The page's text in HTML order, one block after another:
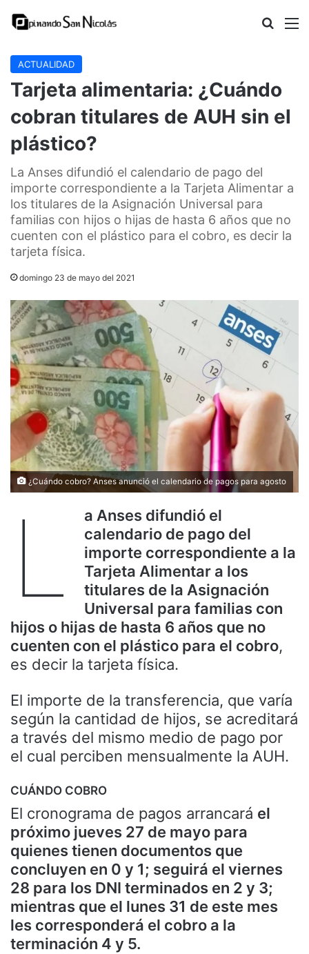
Buscar
ACTUALIDAD
Tarjeta alimentaria: ¿Cuándo
cobran titulares de AUH sin el
plástico?
La Anses difundió el calendario de pago del
importe correspondiente a la Tarjeta Alimentar a
los titulares de la Asignación Universal para
familias con hijos o hijas de hasta 6 años que no
cuenten con el plástico para el cobro, es decir la
tarjeta física.
domingo 23 de mayo del 2021
¿Cuándo cobro? Anses anunció el calendario de pagos para agosto
L
a Anses difundió el
calendario de pago del
importe correspondiente a la
Tarjeta Alimentar a los
titulares de la Asignación
Universal para familias con
hijos o hijas de hasta 6 años que no
cuenten con el plástico para el cobro,
es decir la tarjeta física.
El importe de la transferencia, que varía
según la cantidad de hijos, se acreditará
a través del mismo medio de pago por
el cual perciben mensualmente la AUH.
CUÁNDO COBRO
El cronograma de pagos arrancará el
próximo jueves 27 de mayo para
quienes tienen documentos que
concluyen en 0 y 1; seguirá el viernes
28 para los DNI terminados en 2 y 3;
mientras que el lunes 31 de este mes
les corresponderá el cobro a la
terminación 4 y 5.